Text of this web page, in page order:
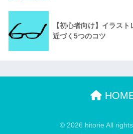
【初心者向け】イラス
近づく5つのコツ
© 2026 hitorie All